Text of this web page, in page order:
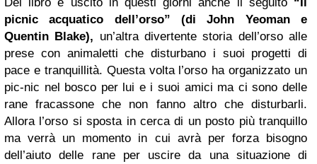
picnic acquatico dell’orso” (di John Yeoman e
Quentin Blake), un’altra divertente storia dell’orso alle
prese con animaletti che disturbano i suoi progetti di
pace e tranquillità. Questa volta l’orso ha organizzato un
pic-nic nel bosco per lui e i suoi amici ma ci sono delle
rane fracassone che non fanno altro che disturbarli.
Allora l’orso si sposta in cerca di un posto più tranquillo
ma verrà un momento in cui avrà per forza bisogno
dell’aiuto delle rane per uscire da una situazione di